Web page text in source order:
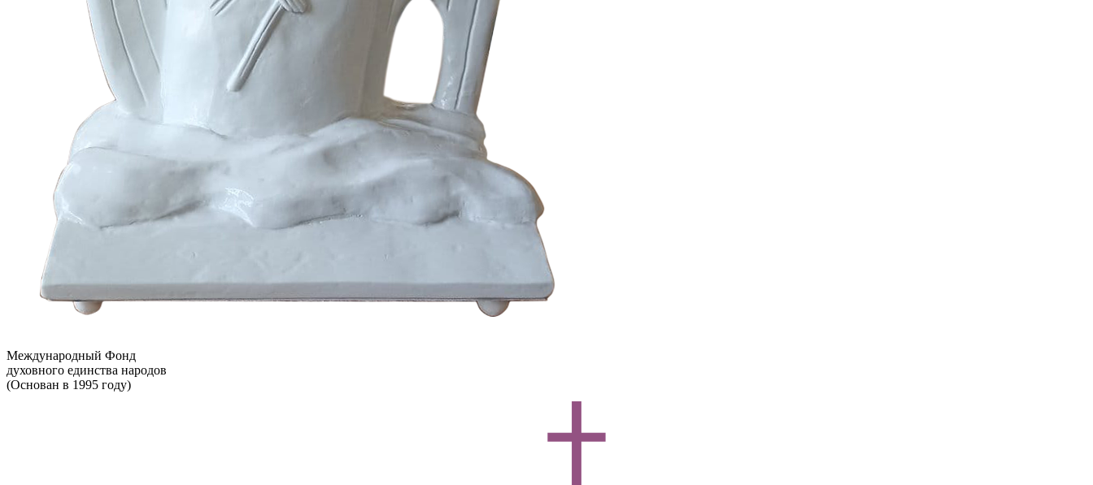
Международный Фонд
духовного единства народов
(Основан в 1995 году)